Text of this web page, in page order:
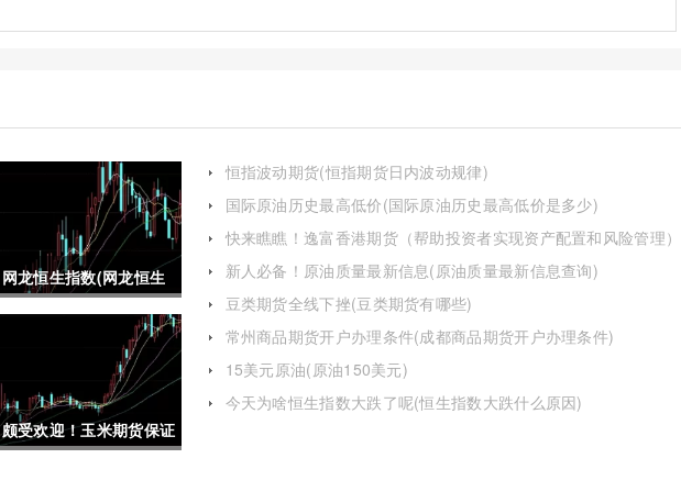
网龙恒生指数(网龙恒生
指数最新行情)
颇受欢迎！玉米期货保证
恒指波动期货(恒指期货日内波动规律)
国际原油历史最高低价(国际原油历史最高低价是多少)
快来瞧瞧！逸富香港期货（帮助投资者实现资产配置和风险管理）
新人必备！原油质量最新信息(原油质量最新信息查询)
豆类期货全线下挫(豆类期货有哪些)
常州商品期货开户办理条件(成都商品期货开户办理条件)
15美元原油(原油150美元)
今天为啥恒生指数大跌了呢(恒生指数大跌什么原因)